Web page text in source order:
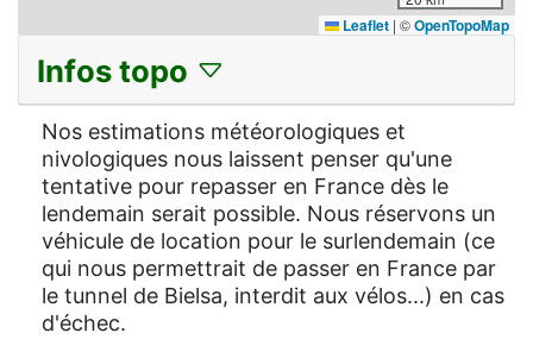
Leaflet | ©OpenTopoMap
Infos topo
Nos estimations météorologiques et
nivologiques nous laissent penser qu'une
tentative pour repasser en France dès le
lendemain serait possible. Nous réservons un
véhicule de location pour le surlendemain (ce
qui nous permettrait de passer en France par
le tunnel de Bielsa, interdit aux vélos...) en cas
d'échec.